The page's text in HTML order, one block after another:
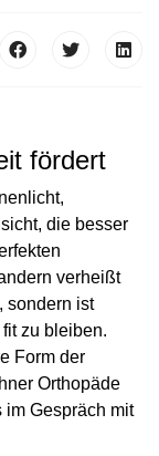
fördert
die besser
verheißt
sondern ist
zu bleiben.
Form der
Orthopäde
im Gespräch mit